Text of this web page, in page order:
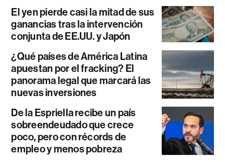
El yen pierde casi la mitad de sus
ganancias tras la intervención
conjunta de EE.UU. y Japón
¿Qué países de América Latina
apuestan por el fracking? El
panorama legal que marcará las
nuevas inversiones
De la Espriella recibe un país
sobreendeudado que crece
poco, pero con récords de
empleo y menos pobreza